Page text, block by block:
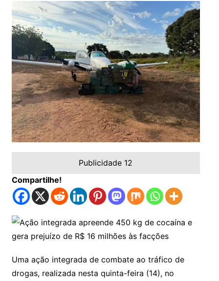
Publicidade 12
Compartilhe!
Uma ação integrada de combate ao tráfico de
drogas, realizada nesta quinta-feira (14), no